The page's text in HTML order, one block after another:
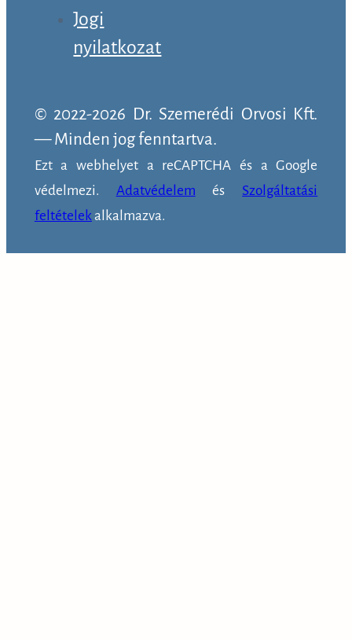
Jogi
nyilatkozat
© 2022-2026 Dr. Szemerédi Orvosi Kft.
— Minden jog fenntartva.
Ezt a webhelyet a reCAPTCHA és a Google
védelmezi. Adatvédelem és Szolgáltatási
feltételekalkalmazva.